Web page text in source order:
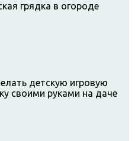
грядка в огороде
детскую игровую
своими руками на даче